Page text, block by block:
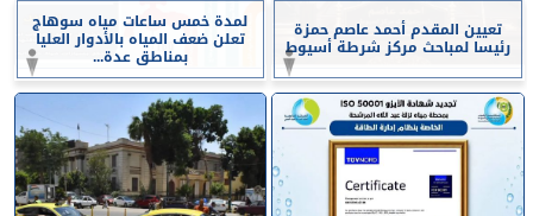
تعيين المقدم أحمد عاصم حمزة
رئيسا لمباحث مركز شرطة أسيوط
لمدة خمس ساعات مياه سوهاج
تعلن ضعف المياه بالأدوار العليا
بمناطق عدة...